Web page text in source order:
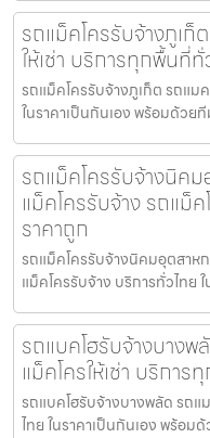
รถแม็คโครรับจ้างภูเก็
ให้เช่า บริการทุกพื้นที่
รถแม็คโครรับจ้างภูเก็ต รถแม
ในราคาเป็นกันเอง พร้อมด้ว
รถแม็คโครรับจ้างนิค
แม็คโครรับจ้าง รถแม็
ราคาถูก
รถแม็คโครรับจ้างนิคมอุตสาหก
แม็คโครรับจ้าง บริการทั่วไทย
รถแบคโฮรับจ้างบางพ
แม็คโครให้เช่า บริกา
รถแบคโฮรับจ้างบางพลัด รถแ
ไทย ในราคาเป็นกันเอง พร้อ